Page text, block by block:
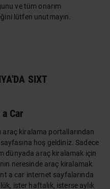
ve tüm onarım
lütfen unutmayın.
SIXT
Car
araç kiralama portallarından
hoş geldiniz. Sadece
dünyada araç kiralamak için
neresinde araç kiralamak
a car internet sayfalarında
ister haftalık, isterse aylık